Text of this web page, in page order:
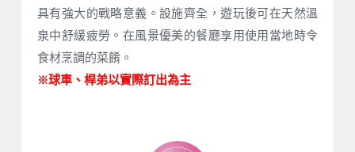
具有強大的戰略意義。設施齊全，遊玩後可在天然溫
泉中舒緩疲勞。在風景優美的餐廳享用使用當地時令
食材烹調的菜餚。
※球車、桿弟以實際訂出為主